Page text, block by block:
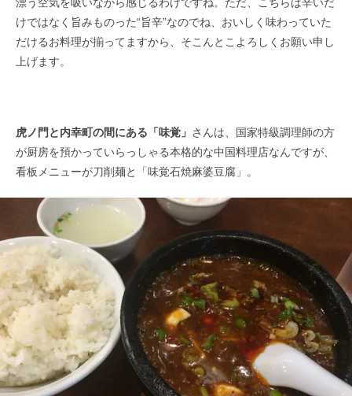
けではなく旨みものった“旨辛”なのでね、おいしく味わっていた
だけるお料理が揃ってますから、そこんとこよろしくお願い申し
上げます。
虎ノ門と内幸町の間にある「味覚」 さんは、国家特級調理師の方
が厨房を預かっていらっしゃる本格的な中国料理店なんですが、
看板メニューが刀削麺と「味覚石焼麻婆豆腐」。